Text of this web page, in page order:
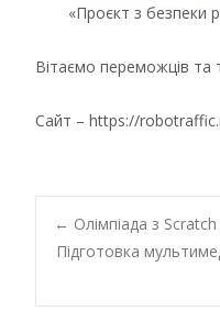
«Проєкт з безпеки
Вітаємо переможців та
Сайт – https://
Post
← Олімпіада з
Підготовка